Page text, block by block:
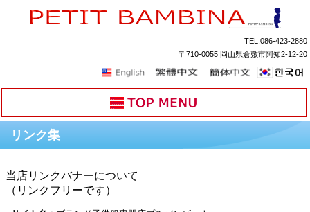
TEL.086-423-2880
〒710-0055 岡山県倉敷市阿知2-12-20
リンク集
当店リンクバナーについて
（リンクフリーです）